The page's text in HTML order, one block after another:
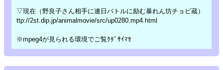
▽現在（野良子さん相手に連日バトルに励む暴れん坊チョビ蔵）
ttp://2st.dip.jp/animalmovie/src/up0280.mp4.html
※mpeg4が見られる環境でご覧ｸﾀﾞｻｲﾏｾ